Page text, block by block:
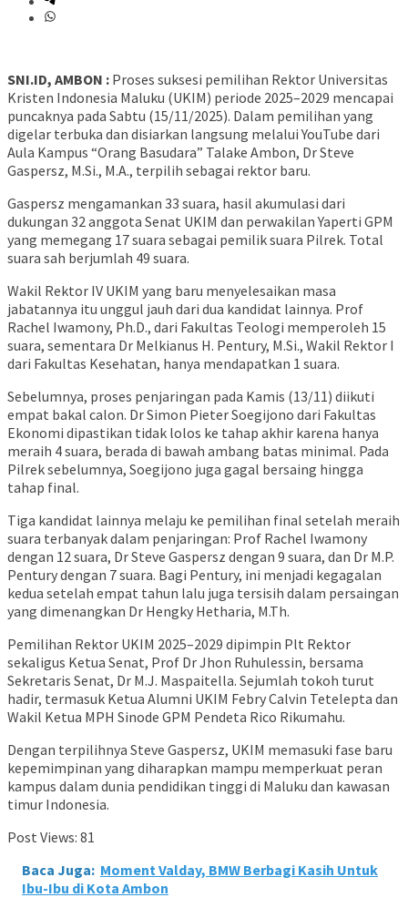
SNI.ID, AMBON : Proses suksesi pemilihan Rektor Universitas
Kristen Indonesia Maluku (UKIM) periode 2025–2029 mencapai
puncaknya pada Sabtu (15/11/2025). Dalam pemilihan yang
digelar terbuka dan disiarkan langsung melalui YouTube dari
Aula Kampus “Orang Basudara” Talake Ambon, Dr Steve
Gaspersz, M.Si., M.A., terpilih sebagai rektor baru.
Gaspersz mengamankan 33 suara, hasil akumulasi dari
dukungan 32 anggota Senat UKIM dan perwakilan Yaperti GPM
yang memegang 17 suara sebagai pemilik suara Pilrek. Total
suara sah berjumlah 49 suara.
Wakil Rektor IV UKIM yang baru menyelesaikan masa
jabatannya itu unggul jauh dari dua kandidat lainnya. Prof
Rachel Iwamony, Ph.D., dari Fakultas Teologi memperoleh 15
suara, sementara Dr Melkianus H. Pentury, M.Si., Wakil Rektor I
dari Fakultas Kesehatan, hanya mendapatkan 1 suara.
Sebelumnya, proses penjaringan pada Kamis (13/11) diikuti
empat bakal calon. Dr Simon Pieter Soegijono dari Fakultas
Ekonomi dipastikan tidak lolos ke tahap akhir karena hanya
meraih 4 suara, berada di bawah ambang batas minimal. Pada
Pilrek sebelumnya, Soegijono juga gagal bersaing hingga
tahap final.
Tiga kandidat lainnya melaju ke pemilihan final setelah meraih
suara terbanyak dalam penjaringan: Prof Rachel Iwamony
dengan 12 suara, Dr Steve Gaspersz dengan 9 suara, dan Dr M.P.
Pentury dengan 7 suara. Bagi Pentury, ini menjadi kegagalan
kedua setelah empat tahun lalu juga tersisih dalam persaingan
yang dimenangkan Dr Hengky Hetharia, M.Th.
Pemilihan Rektor UKIM 2025–2029 dipimpin Plt Rektor
sekaligus Ketua Senat, Prof Dr Jhon Ruhulessin, bersama
Sekretaris Senat, Dr M.J. Maspaitella. Sejumlah tokoh turut
hadir, termasuk Ketua Alumni UKIM Febry Calvin Tetelepta dan
Wakil Ketua MPH Sinode GPM Pendeta Rico Rikumahu.
Dengan terpilihnya Steve Gaspersz, UKIM memasuki fase baru
kepemimpinan yang diharapkan mampu memperkuat peran
kampus dalam dunia pendidikan tinggi di Maluku dan kawasan
timur Indonesia.
Post Views: 81
Baca Juga: Moment Valday, BMW Berbagi Kasih Untuk
Ibu-Ibu di Kota Ambon